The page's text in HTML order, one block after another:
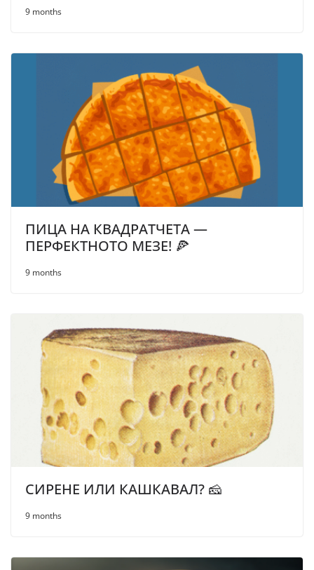
9 months
ПИЦА НА КВАДРАТЧЕТА —
ПЕРФЕКТНОТО МЕЗЕ! 🍕
9 months
СИРЕНЕ ИЛИ КАШКАВАЛ? 🧀
9 months